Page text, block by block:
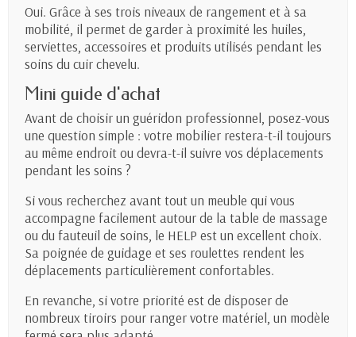
Oui. Grâce à ses trois niveaux de rangement et à sa
mobilité, il permet de garder à proximité les huiles,
serviettes, accessoires et produits utilisés pendant les
soins du cuir chevelu.
Mini guide d'achat
Avant de choisir un guéridon professionnel, posez-vous
une question simple : votre mobilier restera-t-il toujours
au même endroit ou devra-t-il suivre vos déplacements
pendant les soins ?
Si vous recherchez avant tout un meuble qui vous
accompagne facilement autour de la table de massage
ou du fauteuil de soins, le HELP est un excellent choix.
Sa poignée de guidage et ses roulettes rendent les
déplacements particulièrement confortables.
En revanche, si votre priorité est de disposer de
nombreux tiroirs pour ranger votre matériel, un modèle